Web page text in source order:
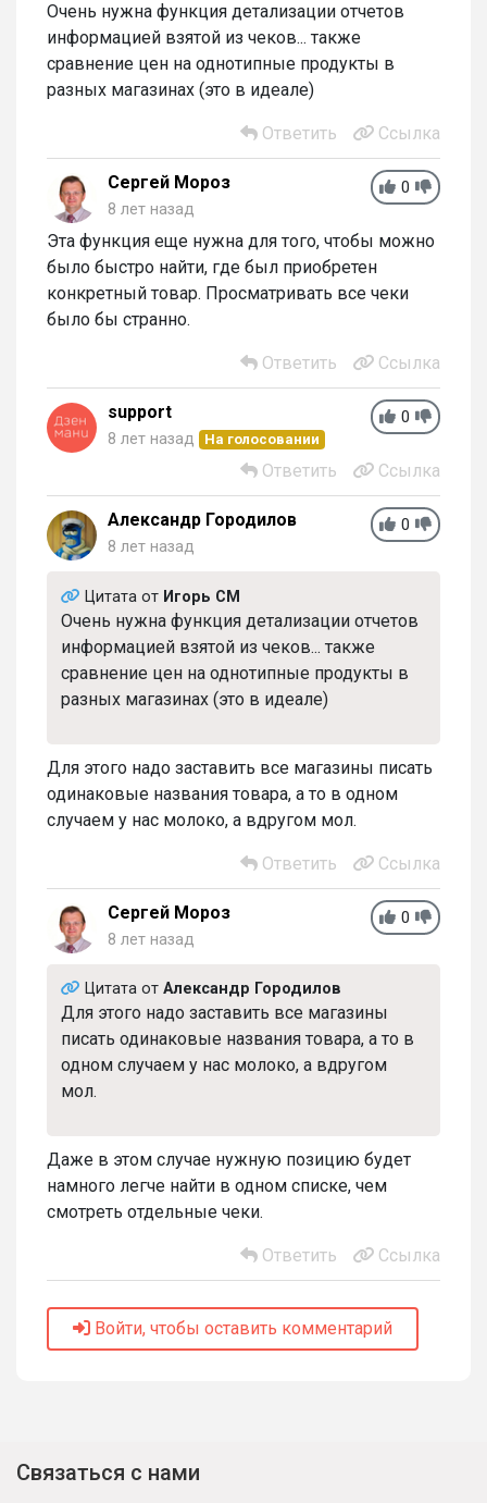
Очень нужна функция детализации отчетов
информацией взятой из чеков... также
сравнение цен на однотипные продукты в
разных магазинах (это в идеале)
Ответить Ссылка
0
Сергей Мороз
8 лет назад
Эта функция еще нужна для того, чтобы можно
было быстро найти, где был приобретен
конкретный товар. Просматривать все чеки
было бы странно.
Ответить Ссылка
0
support
8 лет назад На голосовании
Ответить Ссылка
0
Александр Городилов
8 лет назад
Цитата от Игорь СМ
Очень нужна функция детализации отчетов
информацией взятой из чеков... также
сравнение цен на однотипные продукты в
разных магазинах (это в идеале)
Для этого надо заставить все магазины писать
одинаковые названия товара, а то в одном
случаем у нас молоко, а вдругом мол.
Ответить Ссылка
0
Сергей Мороз
8 лет назад
Цитата от Александр Городилов
Для этого надо заставить все магазины
писать одинаковые названия товара, а то в
одном случаем у нас молоко, а вдругом
мол.
Даже в этом случае нужную позицию будет
намного легче найти в одном списке, чем
смотреть отдельные чеки.
Ответить Ссылка
Войти, чтобы оставить комментарий
Связаться с нами